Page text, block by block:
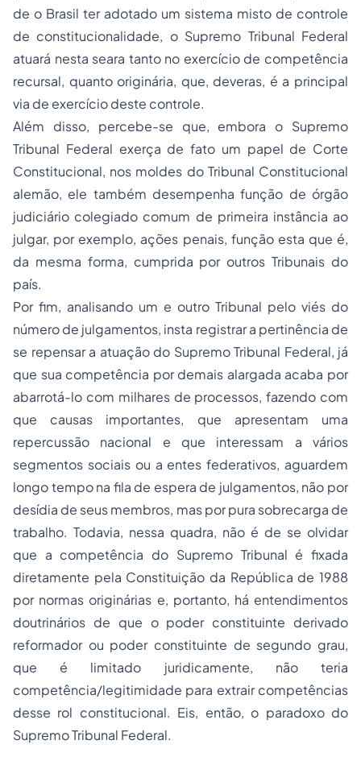
de o Brasil ter adotado um sistema misto de controle
de constitucionalidade, o Supremo Tribunal Federal
atuará nesta seara tanto no exercício de competência
recursal, quanto originária, que, deveras, é a principal
via de exercício deste controle.
Além disso, percebe-se que, embora o Supremo
Tribunal Federal exerça de fato um papel de Corte
Constitucional, nos moldes do Tribunal Constitucional
alemão, ele também desempenha função de órgão
judiciário colegiado comum de primeira instância ao
julgar, por exemplo, ações penais, função esta que é,
da mesma forma, cumprida por outros Tribunais do
país.
Por fim, analisando um e outro Tribunal pelo viés do
número de julgamentos, insta registrar a pertinência de
se repensar a atuação do Supremo Tribunal Federal, já
que sua competência por demais alargada acaba por
abarrotá-lo com milhares de processos, fazendo com
que causas importantes, que apresentam uma
repercussão nacional e que interessam a vários
segmentos sociais ou a entes federativos, aguardem
longo tempo na fila de espera de julgamentos, não por
desídia de seus membros, mas por pura sobrecarga de
trabalho. Todavia, nessa quadra, não é de se olvidar
que a competência do Supremo Tribunal é fixada
diretamente pela Constituição da República de 1988
por normas originárias e, portanto, há entendimentos
doutrinários de que o poder constituinte derivado
reformador ou poder constituinte de segundo grau,
que é limitado juridicamente, não teria
competência/legitimidade para extrair competências
desse rol constitucional. Eis, então, o paradoxo do
Supremo Tribunal Federal.